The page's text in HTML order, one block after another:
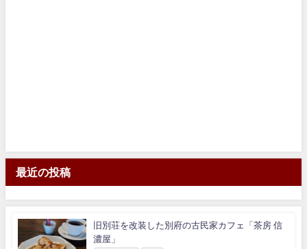
最近の投稿
旧別荘を改装した別府の古民家カフェ「茶房 信
濃屋」